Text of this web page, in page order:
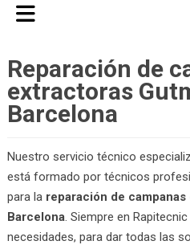
Reparación de
extractoras
Barcelona
Nuestro servicio técnico
está formado por técnicos
para la reparación de
Barcelona. Siempre en
necesidades, para dar todas las